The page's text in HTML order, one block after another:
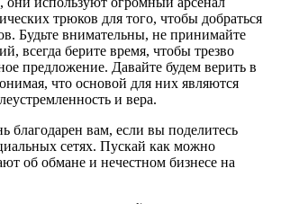
трюков для того, чтобы добраться
Будьте внимательны, не принимайте
всегда берите время, чтобы трезво
предложение. Давайте будем верить в
что основой для них являются
и вера.
благодарен вам, если вы поделитесь
сетях. Пускай как можно
об обмане и нечестном бизнесе на